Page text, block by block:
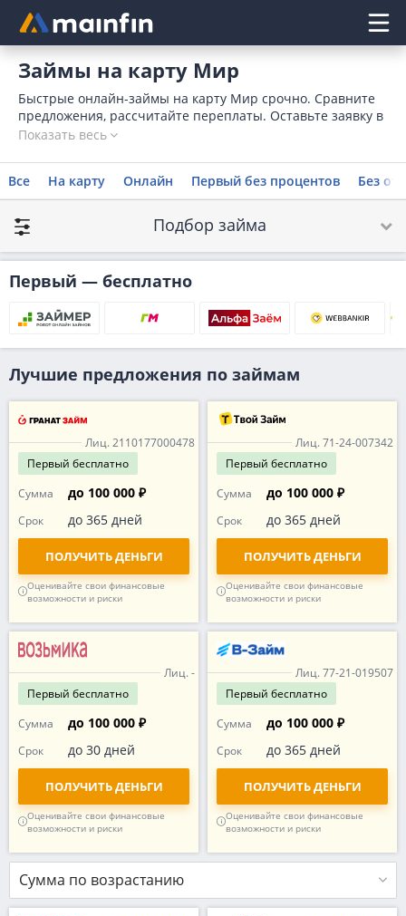
Главное меню
Займы на карту Мир
Быстрые онлайн-займы на карту Мир срочно. Сравните
предложения, рассчитайте переплаты. Оставьте заявку в
одно из МФО на оформление займа переводом на карту
Показать весь
Все На карту Онлайн Первый без процентов Без
Подбор займа
Первый — бесплатно
Лучшие предложения по займам
Лиц. 2110177000478
Первый бесплатно
Сумма
до 100 000 ₽
Срок до 365 дней
ПОЛУЧИТЬ ДЕНЬГИ
Оценивайте свои финансовые
возможности и риски
Лиц. 71-24-007342
Первый бесплатно
Сумма
до 100 000 ₽
Срок до 365 дней
ПОЛУЧИТЬ ДЕНЬГИ
Оценивайте свои финансовые
возможности и риски
Лиц. -
Первый бесплатно
Сумма
до 100 000 ₽
Срок до 30 дней
ПОЛУЧИТЬ ДЕНЬГИ
Оценивайте свои финансовые
возможности и риски
Лиц. 77-21-019507
Первый бесплатно
Сумма
до 100 000 ₽
Срок до 365 дней
ПОЛУЧИТЬ ДЕНЬГИ
Оценивайте свои финансовые
возможности и риски
Сумма по возрастанию